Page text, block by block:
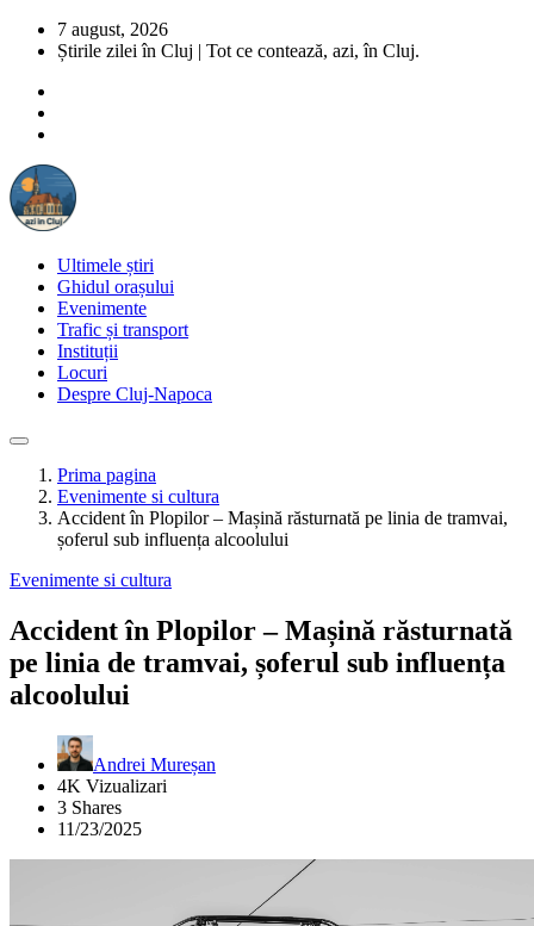
7 august, 2026
Știrile zilei în Cluj | Tot ce contează, azi, în Cluj.
Ultimele știri
Ghidul orașului
Evenimente
Trafic și transport
Instituții
Locuri
Despre Cluj-Napoca
Prima pagina
Evenimente si cultura
Accident în Plopilor – Mașină răsturnată pe linia de tramvai,
șoferul sub influența alcoolului
Evenimente si cultura
Accident în Plopilor – Mașină răsturnată
pe linia de tramvai, șoferul sub influența
alcoolului
Andrei Mureșan
4K Vizualizari
3 Shares
11/23/2025